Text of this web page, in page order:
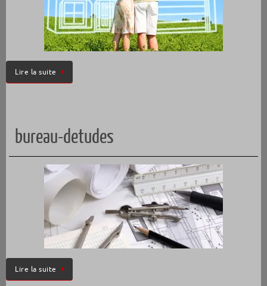
Lire la suite
bureau-detudes
Lire la suite